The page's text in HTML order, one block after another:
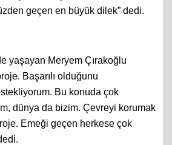
geçen en büyük dilek” dedi.
yaşayan Meryem Çırakoğlu
Başarılı olduğunu
Bu konuda çok
dünya da bizim. Çevreyi korumak
Emeği geçen herkese çok